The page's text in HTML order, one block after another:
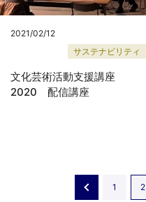
2021/02/12
サステナビリティ
文化芸術活動支援講座
2020 配信講座
1 2